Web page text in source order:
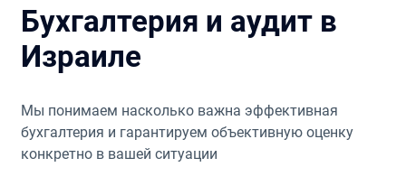
сотрудничество и дальше, так как
квалифицированная помощь и сопровождение
бизнеса гарантирует безопасность и прозрачность
его ведения, страхует от многих рисков и экономит
Бухгалтерия и аудит в
Израиле
Мы понимаем насколько важна эффективная
бухгалтерия и гарантируем объективную оценку
конкретно в вашей ситуации